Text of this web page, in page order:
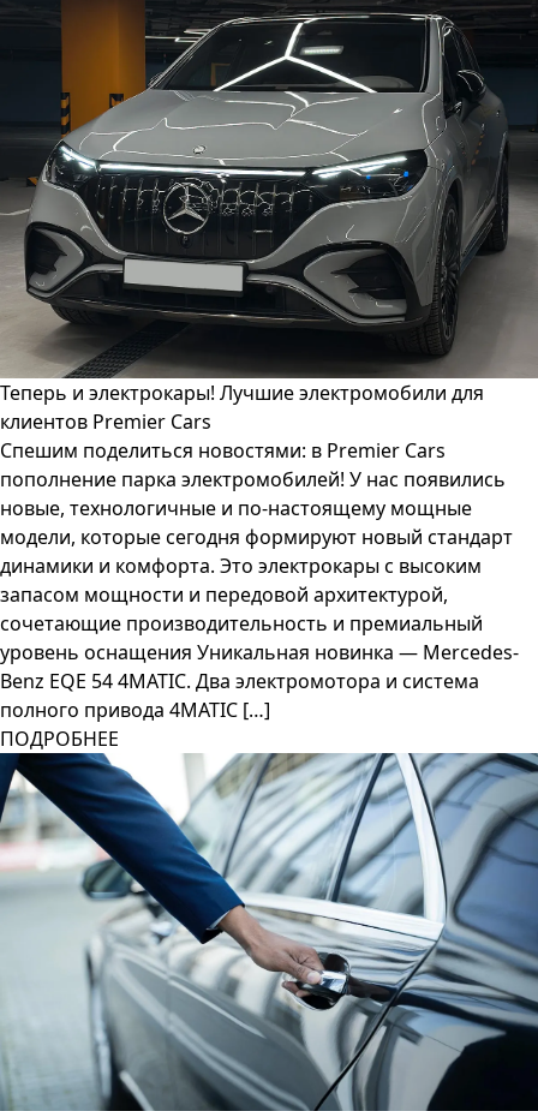
Теперь и электрокары! Лучшие электромобили для
клиентов Premier Cars
Спешим поделиться новостями: в Premier Cars
пополнение парка электромобилей! У нас появились
новые, технологичные и по-настоящему мощные
модели, которые сегодня формируют новый стандарт
динамики и комфорта. Это электрокары с высоким
запасом мощности и передовой архитектурой,
сочетающие производительность и премиальный
уровень оснащения Уникальная новинка — Mercedes-
Benz EQE 54 4MATIC. Два электромотора и система
полного привода 4MATIC […]
ПОДРОБНЕЕ